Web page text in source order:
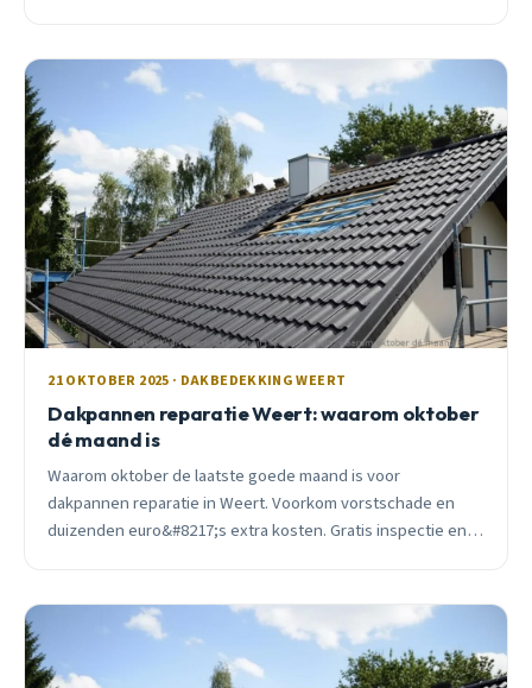
21 OKTOBER 2025 · DAKBEDEKKING WEERT
Dakpannen reparatie Weert: waarom oktober
dé maand is
Waarom oktober de laatste goede maand is voor
dakpannen reparatie in Weert. Voorkom vorstschade en
duizenden euro&#8217;s extra kosten. Gratis inspectie en